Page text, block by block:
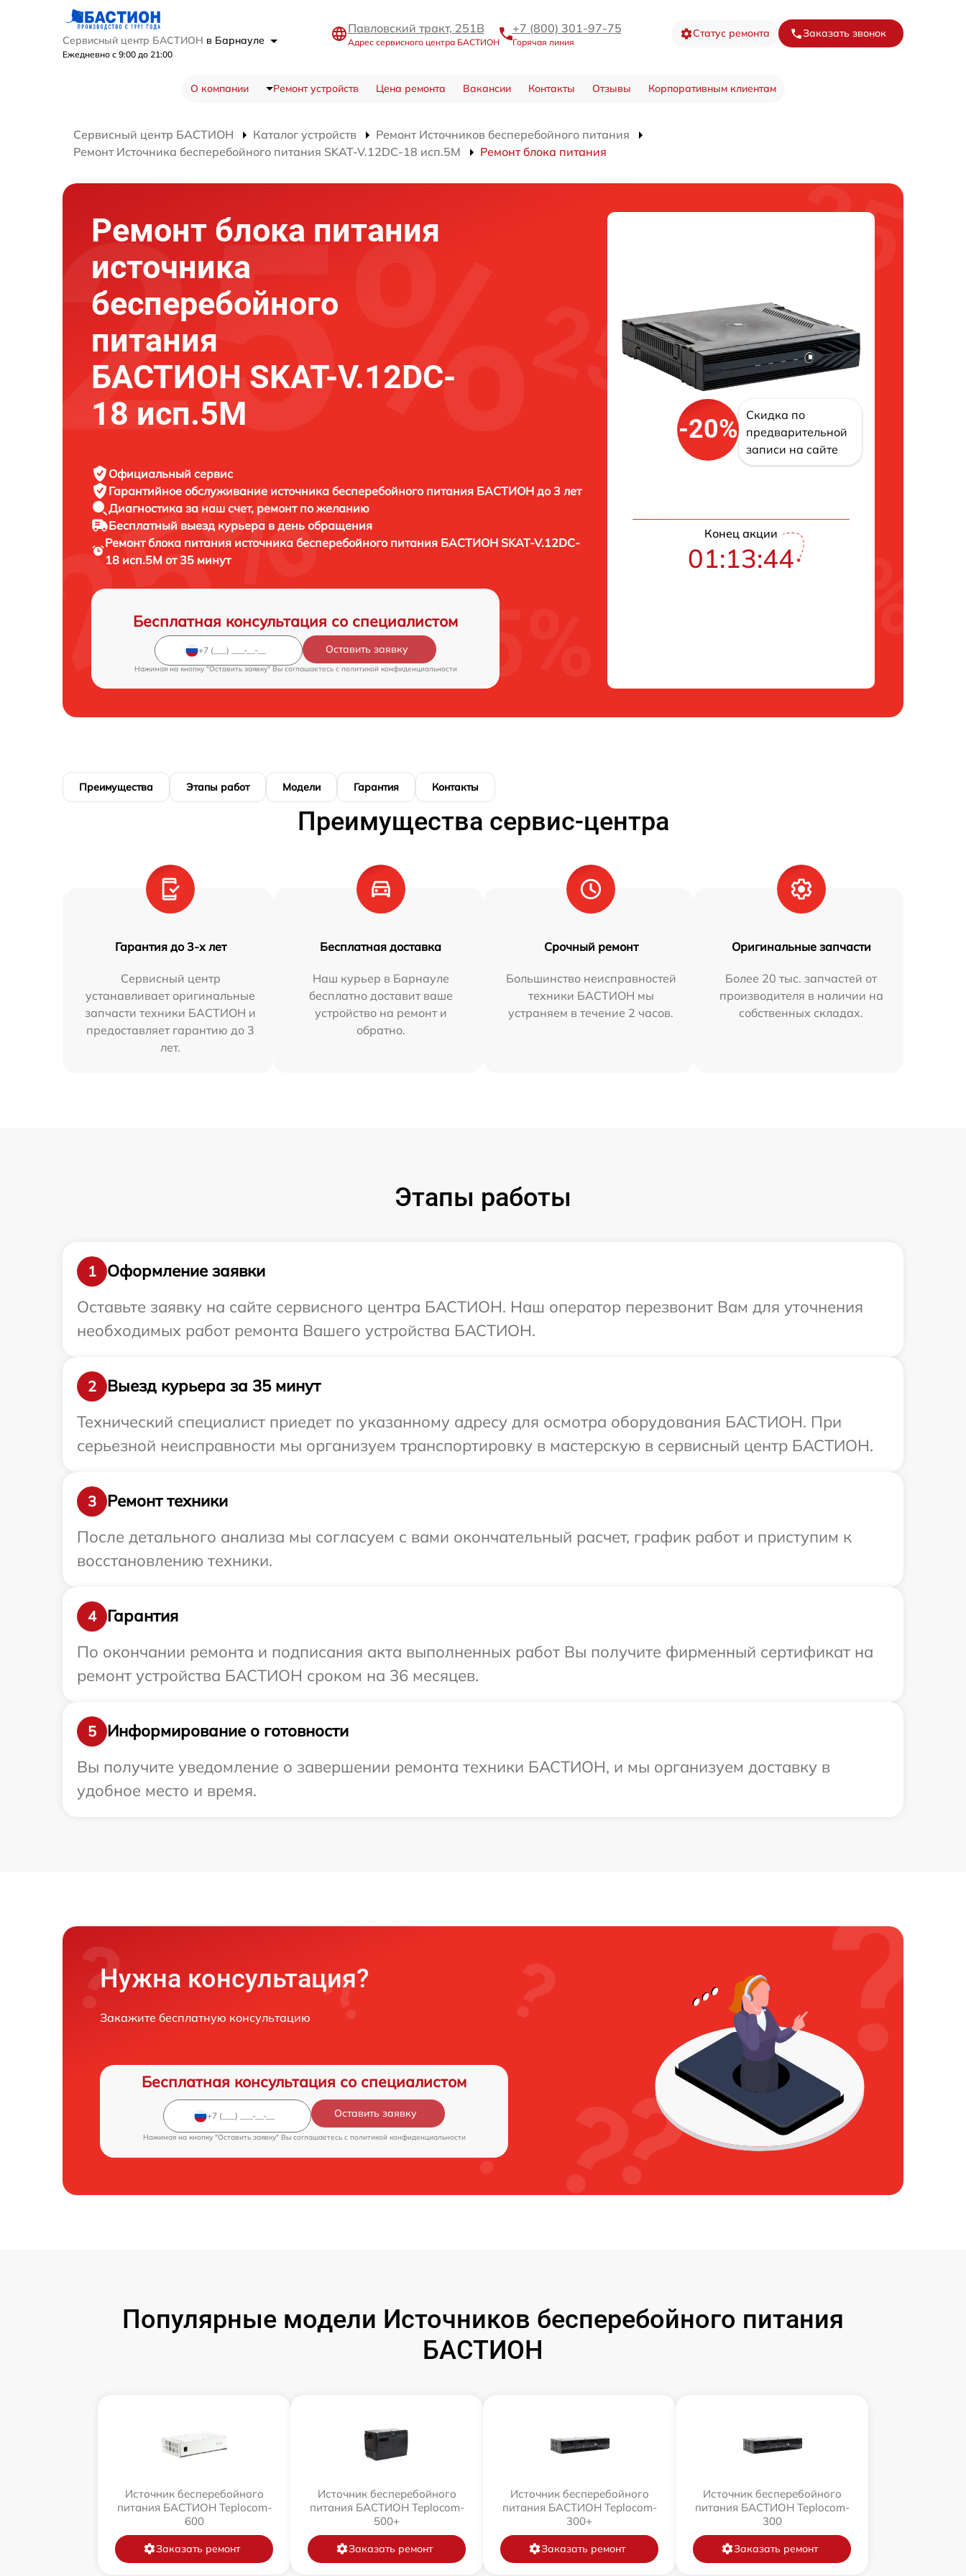
Сервисный центр БАСТИОН в Барнауле
Ежедневно с 9:00 до 21:00
Павловский тракт, 251В
Адрес сервисного центра БАСТИОН
+7 (800) 301-97-75
Горячая линия
Статус ремонта Заказать звонок
О компании Ремонт устройств Цена ремонта Вакансии Контакты Отзывы Корпоративным клиентам
Сервисный центр БАСТИОН Каталог устройств
Ремонт Источников бесперебойного питания
Ремонт Источника бесперебойного питания SKAT-V.12DC-18 исп.5М
Ремонт блока питания
Ремонт блока питания
источника
бесперебойного
питания
БАСТИОН SKAT-V.12DC-
18 исп.5М
Официальный сервис
Гарантийное обслуживание источника бесперебойного питания БАСТИОН до 3 лет
Диагностика за наш счет, ремонт по желанию
Бесплатный выезд курьера в день обращения
Ремонт блока питания источника бесперебойного питания БАСТИОН SKAT-V.12DC-
18 исп.5М от 35 минут
Бесплатная консультация со специалистом
Оставить заявку
Нажимая на кнопку "Оставить заявку" Вы соглашаетесь c политикой конфиденциальности
-20%
Скидка по
предварительной
записи на сайте
Конец акции
01:13:42
Преимущества Этапы работ Модели Гарантия Контакты
Преимущества сервис-центра
Гарантия до 3-х лет
Сервисный центр
устанавливает оригинальные
запчасти техники БАСТИОН и
предоставляет гарантию до 3
лет.
Бесплатная доставка
Наш курьер в Барнауле
бесплатно доставит ваше
устройство на ремонт и
обратно.
Срочный ремонт
Большинство неисправностей
техники БАСТИОН мы
устраняем в течение 2 часов.
Оригинальные запчасти
Более 20 тыс. запчастей от
производителя в наличии на
собственных складах.
Этапы работы
1
Оформление заявки
Оставьте заявку на сайте сервисного центра БАСТИОН. Наш оператор перезвонит Вам для уточнения
необходимых работ ремонта Вашего устройства БАСТИОН.
2
Выезд курьера за 35 минут
Технический специалист приедет по указанному адресу для осмотра оборудования БАСТИОН. При
серьезной неисправности мы организуем транспортировку в мастерскую в сервисный центр БАСТИОН.
3
Ремонт техники
После детального анализа мы согласуем с вами окончательный расчет, график работ и приступим к
восстановлению техники.
4
Гарантия
По окончании ремонта и подписания акта выполненных работ Вы получите фирменный сертификат на
ремонт устройства БАСТИОН сроком на 36 месяцев.
5
Информирование о готовности
Вы получите уведомление о завершении ремонта техники БАСТИОН, и мы организуем доставку в
удобное место и время.
Нужна консультация?
Закажите бесплатную консультацию
Бесплатная консультация со специалистом
Оставить заявку
Нажимая на кнопку "Оставить заявку" Вы соглашаетесь c политикой конфиденциальности
Популярные модели Источников бесперебойного питания
БАСТИОН
Источник бесперебойного
питания БАСТИОН Teplocom-
600
Заказать ремонт
Источник бесперебойного
питания БАСТИОН Teplocom-
500+
Заказать ремонт
Источник бесперебойного
питания БАСТИОН Teplocom-
300+
Заказать ремонт
Источник бесперебойного
питания БАСТИОН Teplocom-
300
Заказать ремонт